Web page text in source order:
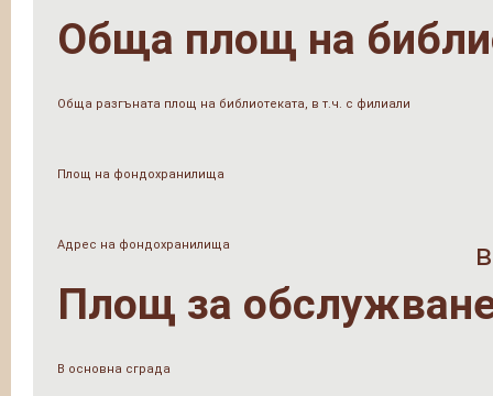
Обща площ на
Обща разгъната площ на библиотеката, в т.ч. с филиали
Площ на фондохранилища
Адрес на фондохранилища
Площ за
В основна сграда